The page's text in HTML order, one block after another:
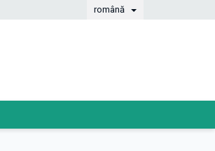
română